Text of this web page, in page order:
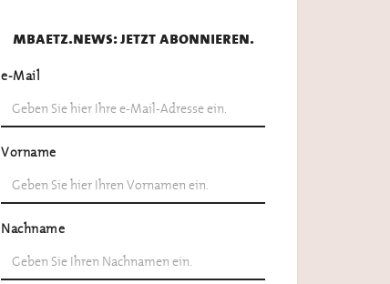
mbaetz.news: jetzt abonnieren.
e-Mail
Vorname
Nachname